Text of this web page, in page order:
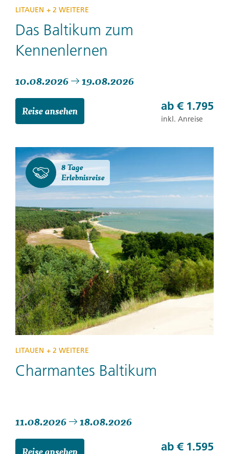
LITAUEN + 2 WEITERE
Das Baltikum zum
Kennenlernen
10.08.2026 19.08.2026
Reise ansehen ab € 1.795
inkl. Anreise
8 Tage
Erlebnisreise
LITAUEN + 2 WEITERE
Charmantes Baltikum
11.08.2026 18.08.2026
ab € 1.595